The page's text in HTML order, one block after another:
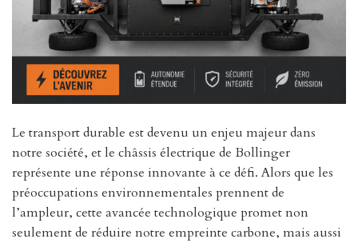
Le transport durable est devenu un enjeu majeur dans
notre société, et le châssis électrique de Bollinger
représente une réponse innovante à ce défi. Alors que les
préoccupations environnementales prennent de
l’ampleur, cette avancée technologique promet non
seulement de réduire notre empreinte carbone, mais aussi